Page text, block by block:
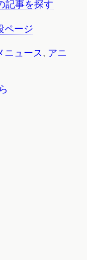
記事を探す
ページ
ニュース, アニ